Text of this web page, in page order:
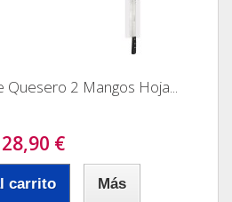
2 Mangos Hoja...
28,90 €
carrito Más